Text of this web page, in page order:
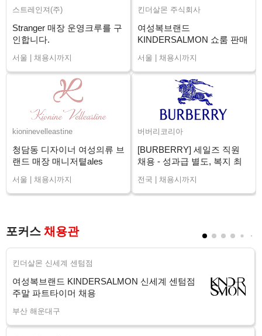
스트레인져(주)
Stranger 매장 운영크루를 구
인합니다.
서울 | 채용시까지
킨더살몬 주식회사
여성복브랜드
KINDERSALMON 쇼룸 판매
서울 | 채용시까지
kioninevelleastine
청담동 디자이너 여성의류 브
랜드 매장 매니저톁ales
서울 | 채용시까지
버버리코리아
[BURBERRY] 세일즈 직원
채용 - 성과급 별도, 복지 최
전국 | 채용시까지
포커스 채용관
킨더살몬 신세계 센텀점
여성복브랜드 KINDERSALMON 신세계 센텀점
주말 파트타이머 채용
부산 해운대구